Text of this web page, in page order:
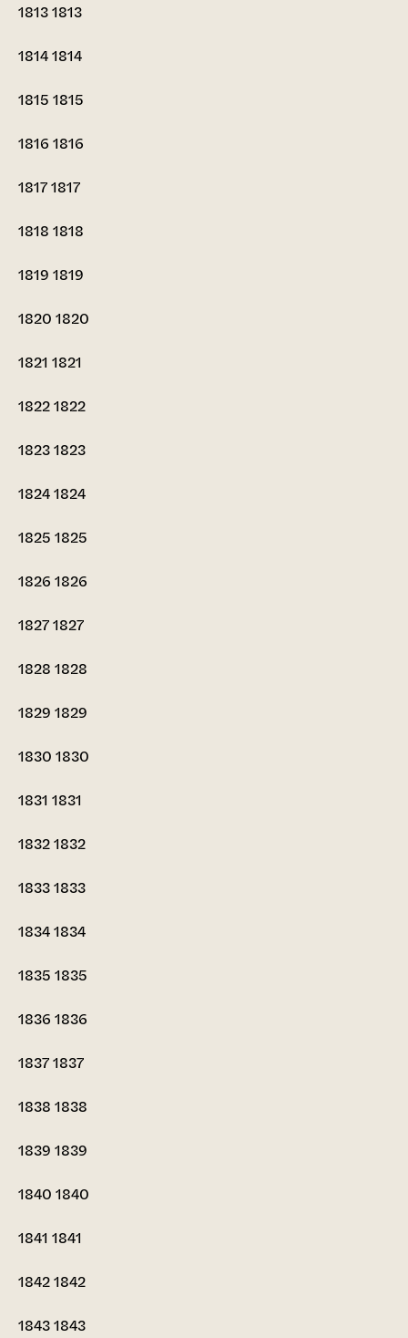
18131813
18141814
1815 1815
1816 1816
18171817
1818 1818
1819 1819
1820 1820
1821 1821
18221822
18231823
18241824
1825 1825
1826 1826
18271827
1828 1828
1829 1829
1830 1830
1831 1831
18321832
18331833
18341834
1835 1835
1836 1836
18371837
1838 1838
1839 1839
1840 1840
1841 1841
18421842
18431843